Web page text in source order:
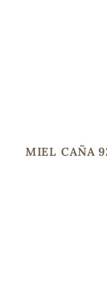
MIEL CAÑA